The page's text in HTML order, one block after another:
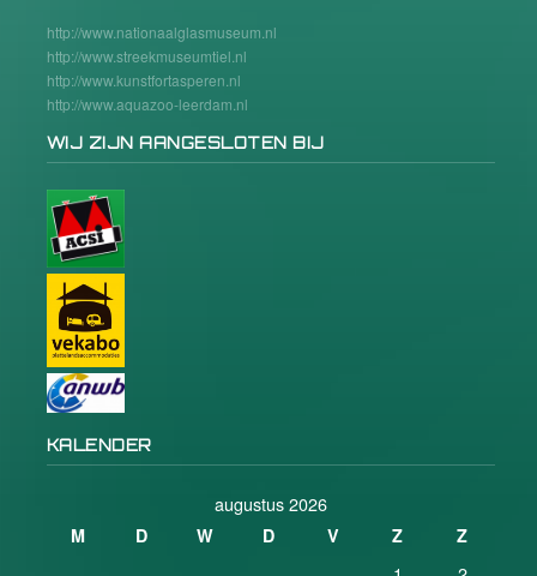
http://www.nationaalglasmuseum.nl
http://www.streekmuseumtiel.nl
http://www.kunstfortasperen.nl
http://www.aquazoo-leerdam.nl
WIJ ZIJN AANGESLOTEN BIJ
KALENDER
augustus 2026
M D W D V Z Z